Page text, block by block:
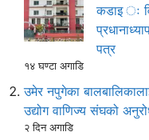
कडाइ ः
पत्र
१४ घण्टा अगाडि
उमेर नपुगेका
उद्योग वाणिज्य संघको
२ दिन अगाडि